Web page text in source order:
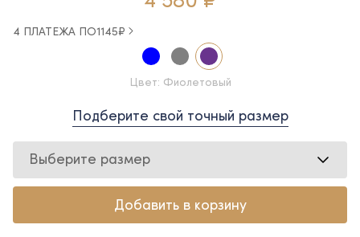
4 ПЛАТЕЖА ПО1145₽
Цвет: Фиолетовый
Подберите свой точный размер
Выберите размер
Добавить в корзину